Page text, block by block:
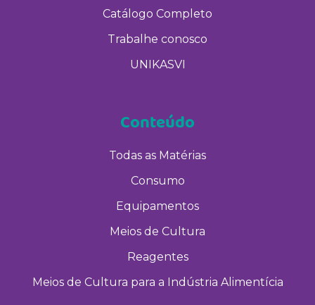
Catálogo Completo
Trabalhe conosco
UNIKASVI
Conteúdo
Todas as Matérias
Consumo
Equipamentos
Meios de Cultura
Reagentes
Meios de Cultura para a Indústria Alimentícia